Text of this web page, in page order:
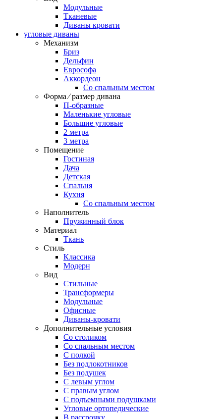
Модульные
Тканевые
Диваны кровати
угловые диваны
Механизм
Бриз
Дельфин
Еврософа
Аккордеон
Со спальным местом
Форма ⁄ размер дивана
П-образные
Маленькие угловые
Большие угловые
2 метра
3 метра
Помещение
Гостиная
Дача
Детская
Спальня
Кухня
Со спальным местом
Наполнитель
Пружинный блок
Материал
Ткань
Стиль
Классика
Модерн
Вид
Стильные
Трансформеры
Модульные
Офисные
Диваны-кровати
Дополнительные условия
Со столиком
Со спальным местом
С полкой
Без подлокотников
Без подушек
C левым углом
C правым углом
С подъемными подушками
Угловые ортопедические